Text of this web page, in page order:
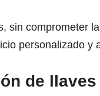
sin comprometer
personalizado y
de llaves